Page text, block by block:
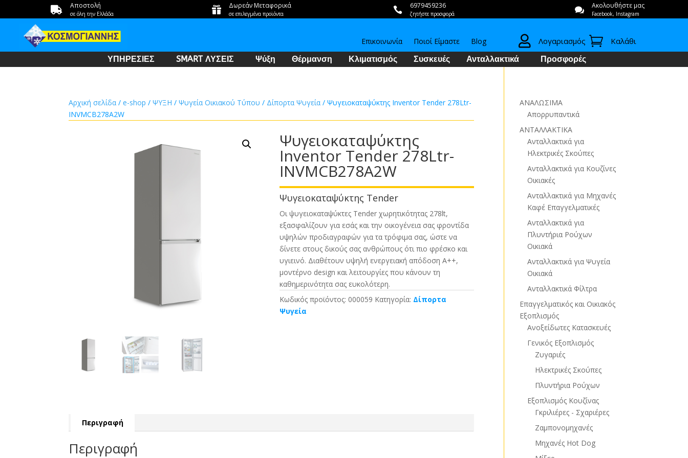
 Αποστολή
σε όλη την Ελλάδα  Δωρεάν Μεταφορικά
σε επιλεγμένα προϊόντα  6979459236
ζητήστε προσφορά  Ακολουθήστε μας
Facebook, Instagram
Επικοινωνία Ποιοί Είμαστε Blog  Λογαριασμός  Καλάθι
ΥΠΗΡΕΣΙΕΣ SMART ΛΥΣΕΙΣ Ψύξη Θέρμανση Κλιματισμός Συσκευές Ανταλλακτικά Προσφορές
Αρχική σελίδα /e-shop /ΨΥΞΗ /Ψυγεία Οικιακού Τύπου / Δίπορτα Ψυγεία / Ψυγειοκαταψύκτης Inventor Tender 278Ltr-
INVMCB278A2W
Ψυγειοκαταψύκτης
Inventor Tender 278Ltr-
INVMCB278A2W
Ψυγειοκαταψύκτης Tender
Οι ψυγειοκαταψύκτες Tender χωρητικότητας 278lt,
εξασφαλίζουν για εσάς και την οικογένεια σας φροντίδα
υψηλών προδιαγραφών για τα τρόφιμα σας, ώστε να
δίνετε στους δικούς σας ανθρώπους ότι πιο φρέσκο και
υγιεινό. Διαθέτουν υψηλή ενεργειακή απόδοση Α++,
μοντέρνο design και λειτουργίες που κάνουν τη
καθημερινότητα σας ευκολότερη.
Κωδικός προϊόντος: 000059 Κατηγορία: Δίπορτα
Ψυγεία
Περιγραφή
Περιγραφή
ΑΝΑΛΩΣΙΜΑ
Απορρυπαντικά
ΑΝΤΑΛΛΑΚΤΙΚΑ
Ανταλλακτικά για
Ηλεκτρικές Σκούπες
Ανταλλακτικά για Κουζίνες
Οικιακές
Ανταλλακτικά για Μηχανές
Καφέ Επαγγελματικές
Ανταλλακτικά για
Πλυντήρια Ρούχων
Οικιακά
Ανταλλακτικά για Ψυγεία
Οικιακά
Ανταλλακτικά Φίλτρα
Επαγγελματικός και Οικιακός
Εξοπλισμός
Ανοξείδωτες Κατασκευές
Γενικός Εξοπλισμός
Ζυγαριές
Ηλεκτρικές Σκούπες
Πλυντήρια Ρούχων
Εξοπλισμός Κουζίνας
Γκριλιέρες - Σχαριέρες
Ζαμπονομηχανές
Μηχανές Hot Dog